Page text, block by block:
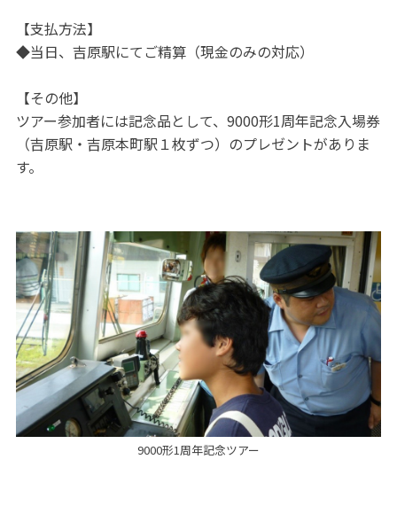
【支払方法】
◆当日、吉原駅にてご精算（現金のみの対応）
【その他】
ツアー参加者には記念品として、9000形1周年記念入場券
（吉原駅・吉原本町駅１枚ずつ）のプレゼントがありま
す。
9000形1周年記念ツアー